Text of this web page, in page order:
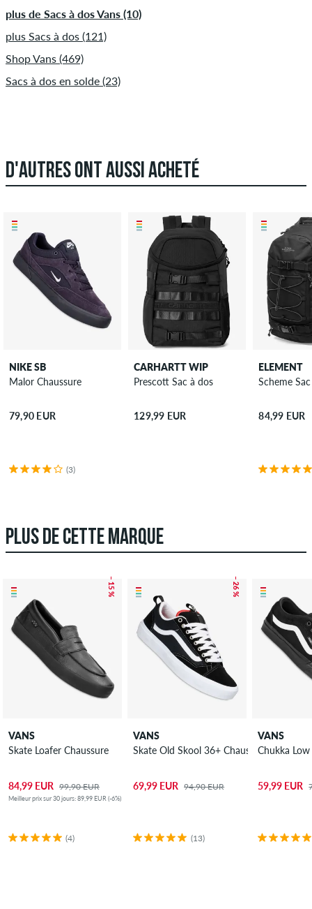
plus de Sacs à dos Vans (10)
plus Sacs à dos (121)
Shop Vans (469)
Sacs à dos en solde (23)
D'AUTRES ONT AUSSI ACHETÉ
NIKE SB
Malor Chaussure
79,90 EUR
(3)
CARHARTT WIP
Prescott Sac à dos
129,99 EUR
ELEMENT
Scheme
84,99 EUR
PLUS DE CETTE MARQUE
– 15 %
VANS
Skate Loafer Chaussure
84,99 EUR 99,90 EUR
Meilleur prix sur 30 jours: 89,99 EUR (-6%)
(4)
– 26 %
VANS
Skate Old Skool 36+ Chaussure
69,99 EUR 94,90 EUR
(13)
VANS
Chukka
59,99 EUR